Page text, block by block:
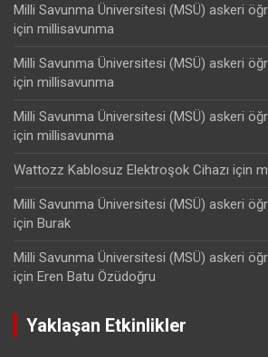
Milli Savunma Üniversitesi (MSÜ) askeri
için millisavunma
Milli Savunma Üniversitesi (MSÜ) askeri
için millisavunma
Milli Savunma Üniversitesi (MSÜ) askeri
için millisavunma
Wattozz Kablosuz Elektroşok Cihazı için
Milli Savunma Üniversitesi (MSÜ) askeri
için Burak
Milli Savunma Üniversitesi (MSÜ) askeri
için Eren Batu Özüdoğru
Yaklaşan Etkinlikler